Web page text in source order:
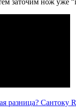
заточим нож уже
разница? Сантоку